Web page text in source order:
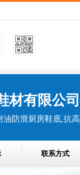
材有限公司
油防滑厨房鞋底,抗
联系方式